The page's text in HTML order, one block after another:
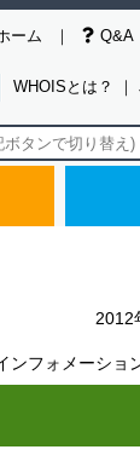
ーム Q&A
WHOISとは？ ｜
2012
ンフォメーショ